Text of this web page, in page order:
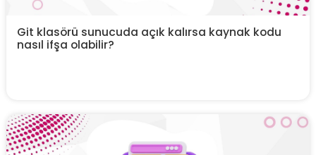
Git klasörü sunucuda açık kalırsa kaynak kodu
nasıl ifşa olabilir?